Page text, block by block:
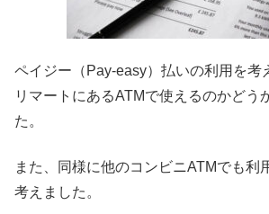
ペイジー（Pay-easy）払いの利用を考
リマートにあるATMで使えるのかどう
た。
また、同様に他のコンビニATMでも利
考えました。